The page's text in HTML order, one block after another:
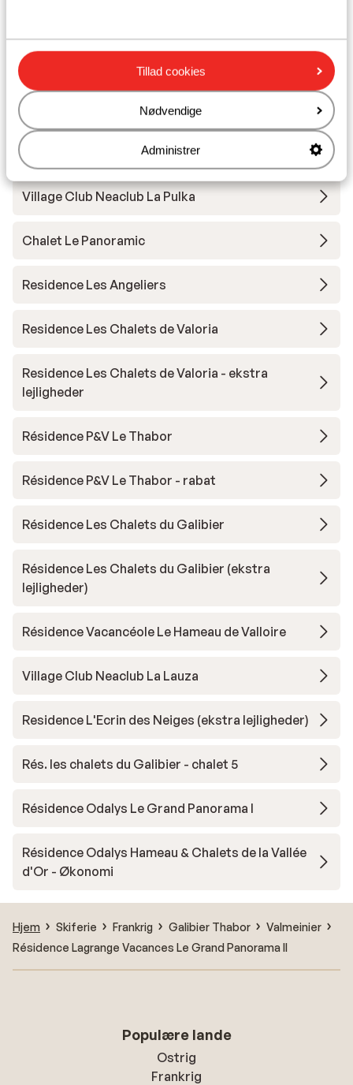
Tillad cookies
Nødvendige
Administrer
Undervisning
Andre overnatningssteder i Galibier
Thabor
Village Club Neaclub La Pulka
Chalet Le Panoramic
Residence Les Angeliers
Residence Les Chalets de Valoria
Residence Les Chalets de Valoria - ekstra
lejligheder
Résidence P&V Le Thabor
Résidence P&V Le Thabor - rabat
Résidence Les Chalets du Galibier
Résidence Les Chalets du Galibier (ekstra
lejligheder)
Résidence Vacancéole Le Hameau de Valloire
Village Club Neaclub La Lauza
Residence L'Ecrin des Neiges (ekstra lejligheder)
Rés. les chalets du Galibier - chalet 5
Résidence Odalys Le Grand Panorama I
Résidence Odalys Hameau & Chalets de la Vallée
d'Or - Økonomi
Hjem Skiferie Frankrig Galibier Thabor
Valmeinier
Résidence Lagrange Vacances Le Grand Panorama II
Populære lande
Ostrig
Frankrig